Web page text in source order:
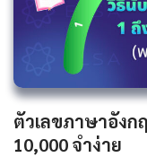
ตัวเลขภาษาอังก
10,000 จำง่าย